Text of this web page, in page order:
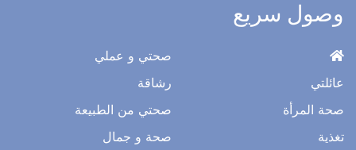
وصول سريع
عائلتي
صحة المرأة
تغذية
صحتي و عملي
رشاقة
صحتي من الطبيعة
صحة و جمال